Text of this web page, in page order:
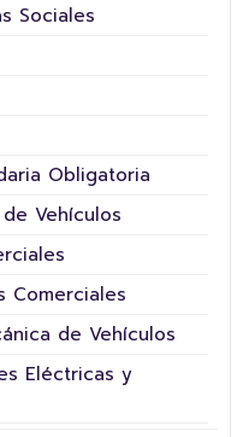
Sociales
Obligatoria
Vehículos
Comerciales
de Vehículos
Eléctricas y